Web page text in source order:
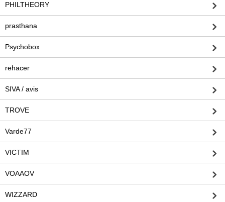
PHILTHEORY
prasthana
Psychobox
rehacer
SIVA / avis
TROVE
Varde77
VICTIM
VOAAOV
WIZZARD